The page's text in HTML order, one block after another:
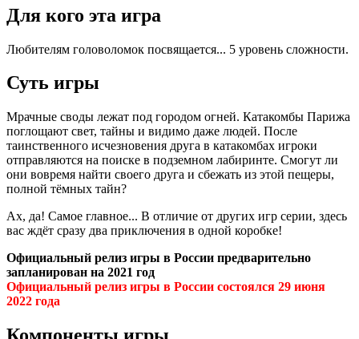
Для кого эта игра
Любителям головоломок посвящается... 5 уровень сложности.
Суть игры
Мрачные своды лежат под городом огней. Катакомбы Парижа
поглощают свет, тайны и видимо даже людей. После
таинственного исчезновения друга в катакомбах игроки
отправляются на поиске в подземном лабиринте. Смогут ли
они вовремя найти своего друга и сбежать из этой пещеры,
полной тёмных тайн?
Ах, да! Самое главное... В отличие от других игр серии, здесь
вас ждёт сразу два приключения в одной коробке!
Официальный релиз игры в России предварительно
запланирован на 2021 год
Официальный релиз игры в России состоялся 29 июня
2022 года